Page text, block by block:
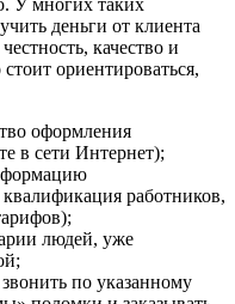
деньги от клиента
качество и
ориентироваться,
оформления
в сети Интернет);
работников,
людей, уже
по указанному